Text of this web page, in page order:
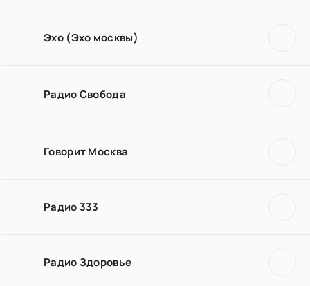
Эхо (Эхо москвы)
Радио Свобода
Говорит Москва
Радио 333
Радио Здоровье